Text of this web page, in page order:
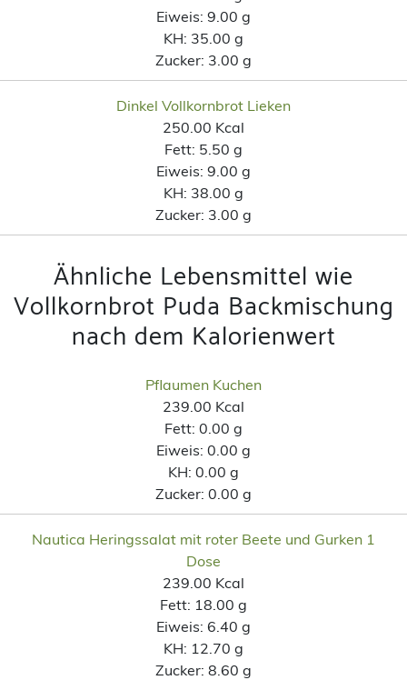
Eiweis: 9.00 g
KH: 35.00 g
Zucker: 3.00 g
Dinkel Vollkornbrot Lieken
250.00 Kcal
Fett: 5.50 g
Eiweis: 9.00 g
KH: 38.00 g
Zucker: 3.00 g
Ähnliche Lebensmittel wie
Vollkornbrot Puda Backmischung
nach dem Kalorienwert
Pflaumen Kuchen
239.00 Kcal
Fett: 0.00 g
Eiweis: 0.00 g
KH: 0.00 g
Zucker: 0.00 g
Nautica Heringssalat mit roter Beete und Gurken 1
Dose
239.00 Kcal
Fett: 18.00 g
Eiweis: 6.40 g
KH: 12.70 g
Zucker: 8.60 g